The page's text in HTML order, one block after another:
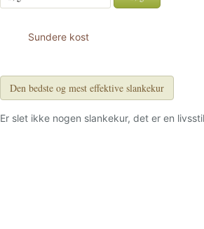
Sundere kost
Den bedste og mest effektive slankekur
Er slet ikke nogen slankekur, det er en